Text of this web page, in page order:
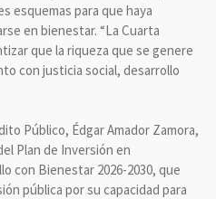
esquemas para que haya
en bienestar. “La Cuarta
que la riqueza que se genere
con justicia social, desarrollo
Público, Édgar Amador Zamora,
Plan de Inversión en
con Bienestar 2026-2030, que
pública por su capacidad para